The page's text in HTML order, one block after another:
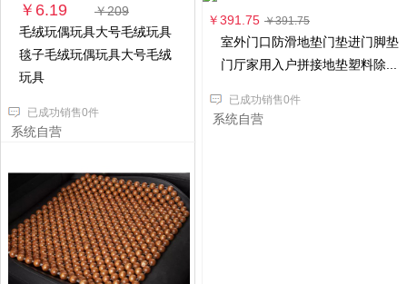
￥6.19
￥209
毛绒玩偶玩具大号毛绒玩具
毯子毛绒玩偶玩具大号毛绒
玩具
已成功销售0件
系统自营
￥391.75 ￥391.75
室外门口防滑地垫门垫进门脚垫
门厅家用入户拼接地垫塑料除...
已成功销售0件
系统自营